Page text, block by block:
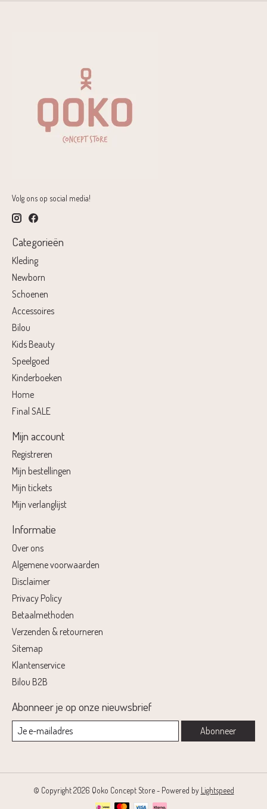
Volg ons op social media!
Categorieën
Kleding
Newborn
Schoenen
Accessoires
Bilou
Kids Beauty
Speelgoed
Kinderboeken
Home
Final SALE
Mijn account
Registreren
Mijn bestellingen
Mijn tickets
Mijn verlanglijst
Informatie
Over ons
Algemene voorwaarden
Disclaimer
Privacy Policy
Betaalmethoden
Verzenden & retourneren
Sitemap
Klantenservice
Bilou B2B
Abonneer je op onze nieuwsbrief
Abonneer
© Copyright 2026 Qoko Concept Store - Powered by Lightspeed